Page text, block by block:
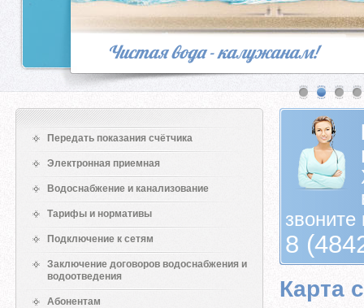
Чистая вода - калужанам!
Передать показания счётчика
Электронная приемная
Водоснабжение и канализование
Тарифы и нормативы
Подключение к сетям
Заключение договоров водоснабжения и
водоотведения
Абонентам
звоните
8
Карта